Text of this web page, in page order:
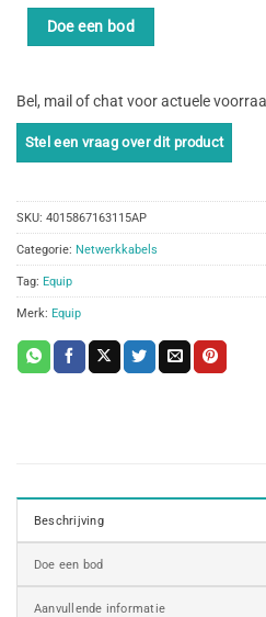
Doe een bod
Bel, mail of chat voor actuele
SKU: 4015867163115AP
Categorie: Netwerkkabels
Tag: Equip
Merk: Equip
Beschrijving
Doe een bod
Aanvullende informatie